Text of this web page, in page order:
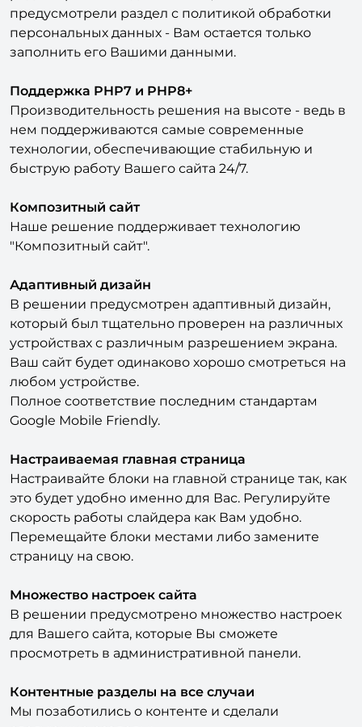
редактировать подпись к ней, а также
предусмотрели раздел с политикой обработки
персональных данных - Вам остается только
Поддержка PHP7 и PHP8+
Производительность решения на высоте - ведь в
нем поддерживаются самые современные
технологии, обеспечивающие стабильную и
Композитный сайт
Наше решение поддерживает технологию
Адаптивный дизайн
В решении предусмотрен адаптивный дизайн,
который был тщательно проверен на различных
устройствах с различным разрешением экрана.
Ваш сайт будет одинаково хорошо смотреться на
любом устройстве.
Полное соответствие последним стандартам
Настраиваемая главная страница
Настраивайте блоки на главной странице так, как
это будет удобно именно для Вас. Регулируйте
скорость работы слайдера как Вам удобно.
Перемещайте блоки местами либо замените
Множество настроек сайта
В решении предусмотрено множество настроек
для Вашего сайта, которые Вы сможете
Контентные разделы на все случаи